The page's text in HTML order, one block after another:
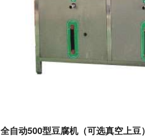
全自动500型豆腐机（可选真空上豆）